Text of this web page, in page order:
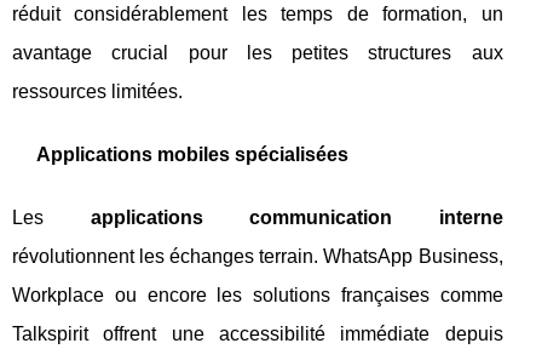
réduit considérablement les temps de formation, un
avantage crucial pour les petites structures aux
ressources limitées.
Applications mobiles spécialisées
Les applications communication interne
révolutionnent les échanges terrain. WhatsApp Business,
Workplace ou encore les solutions françaises comme
Talkspirit offrent une accessibilité immédiate depuis